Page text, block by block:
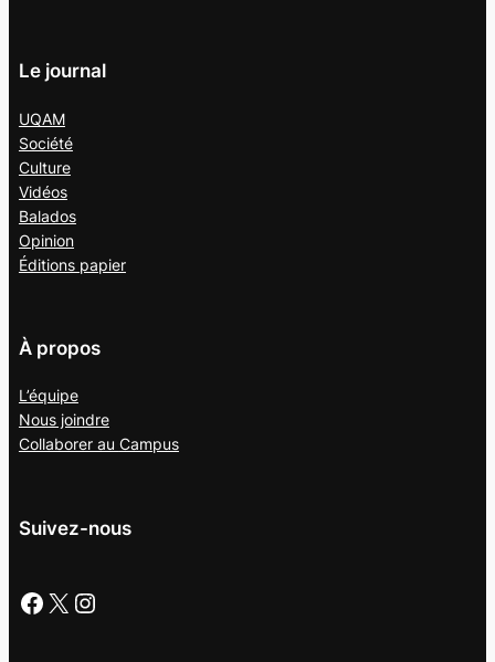
Le journal
UQAM
Société
Culture
Vidéos
Balados
Opinion
Éditions papier
À propos
L’équipe
Nous joindre
Collaborer au Campus
Suivez-nous
Facebook X Instagram